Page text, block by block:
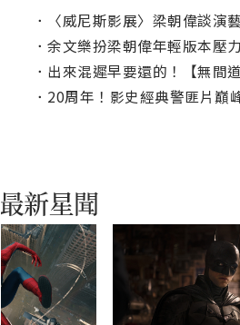
．
〈威尼斯影展〉梁朝偉談演藝
． 余文樂扮梁朝偉年輕版本壓力超大，導
． 出來混遲早要還的！【無間道 三部曲】20
． 20周年！影史經典警匪片巔峰鉅作【無間道